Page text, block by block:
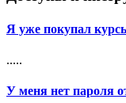
Я уже покупал
.....
У меня нет пароля